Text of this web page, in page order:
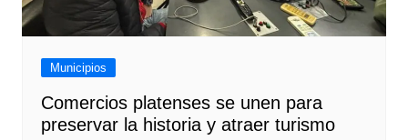
Municipios
Comercios platenses se unen para
preservar la historia y atraer turismo